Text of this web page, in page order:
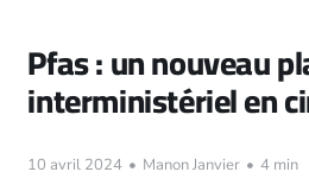
Pfas : un nouveau
interministériel en
10 avril 2024 • Manon Janvier • 4 min